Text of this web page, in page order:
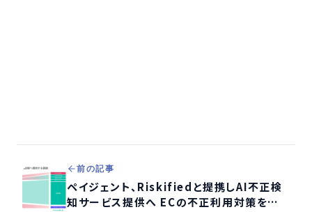
前の記事
ペイジェント、Riskifiedと提携しAI不正検
知サービス提供へ ECの不正利用対策を強